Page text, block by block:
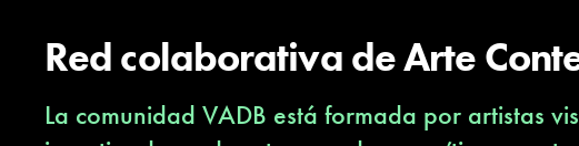
Red colaborativa de Arte
La comunidad VADB está formada por artistas